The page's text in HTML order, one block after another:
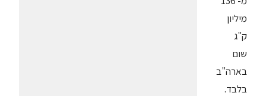
מיליון
ק"ג
שום
בארה"ב
בלבד.